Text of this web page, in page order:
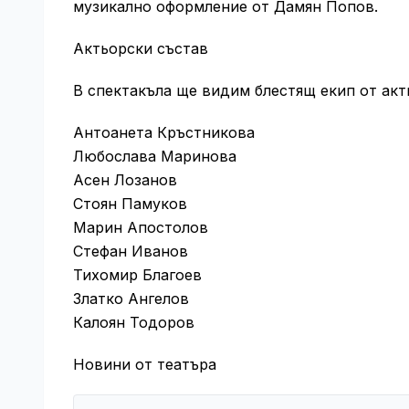
музикално оформление от Дамян Попов.
Актьорски състав
В спектакъла ще видим блестящ екип от
Антоанета Кръстникова
Любослава Маринова
Асен Лозанов
Стоян Памуков
Марин Апостолов
Стефан Иванов
Тихомир Благоев
Златко Ангелов
Калоян Тодоров
Новини от театъра